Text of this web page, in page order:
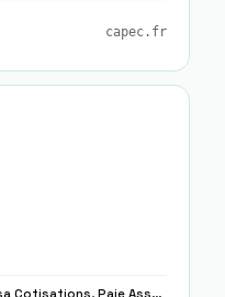
capec.fr
Paie Agricole Msa Cotisations, Paie Associations Loi 1901 Specifique